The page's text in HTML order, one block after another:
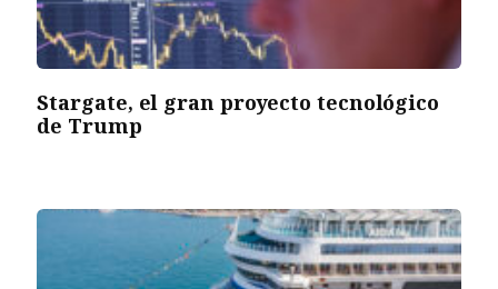
Stargate, el gran proyecto tecnológico
de Trump